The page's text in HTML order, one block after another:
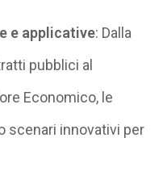
e applicative: Dalla
pubblici al
Economico, le
scenari innovativi per